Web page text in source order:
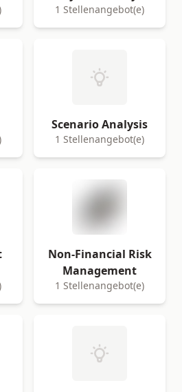
1 Stellenangebot(e)
Scenario Analysis
1 Stellenangebot(e)
Non-Financial Risk
Management
1 Stellenangebot(e)